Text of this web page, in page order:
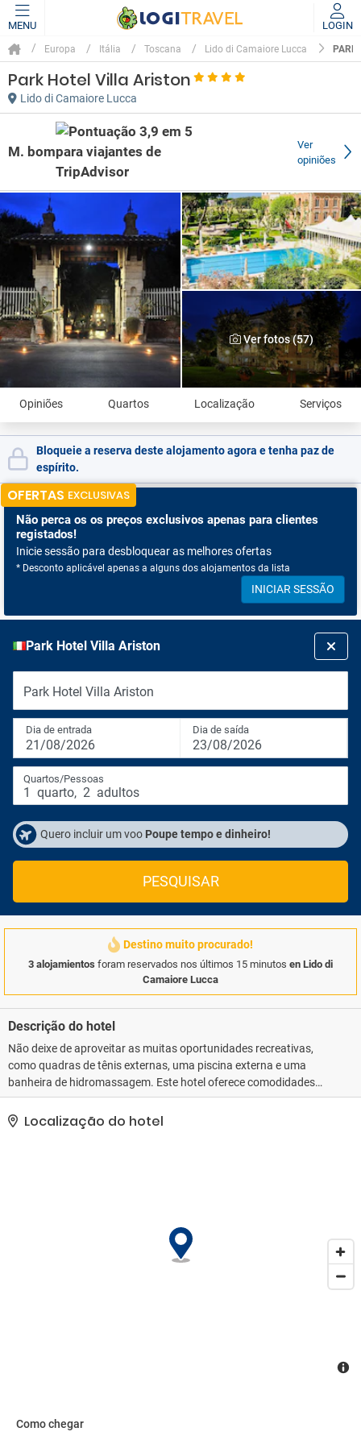
MENU LOGIN
Europa Itália Toscana Lido di Camaiore Lucca PARK
Park Hotel Villa Ariston
Lido di Camaiore Lucca
M. bom
Ver
opiniões
Ver fotos (57)
Opiniões Quartos Localização Serviços
Bloqueie a reserva deste alojamento agora e tenha paz de
espírito.
OFERTAS EXCLUSIVAS
Não perca os os preços exclusivos apenas para clientes
registados!
Inicie sessão para desbloquear as melhores ofertas
* Desconto aplicável apenas a alguns dos alojamentos da lista
INICIAR SESSÃO
Park Hotel Villa Ariston
Park Hotel Villa Ariston
Dia de entrada
21/08/2026
Dia de saída
23/08/2026
Quartos/Pessoas
1 quarto, 2 adultos
Quero incluir um voo Poupe tempo e dinheiro!
PESQUISAR
Destino muito procurado!
3 alojamientos foram reservados nos últimos 15 minutos en Lido di
Camaiore Lucca
Descrição do hotel
Não deixe de aproveitar as muitas oportunidades recreativas,
como quadras de tênis externas, uma piscina externa e uma
banheira de hidromassagem. Este hotel oferece comodidades
como Wi-Fi de cortesia, serviços de concierge e lojas no local..
Esta propriedade recebeu a classificação oficial por estrelas do
the local rating authority.. As comodidades presentes incluem um
Localização do hotel
Como chegar